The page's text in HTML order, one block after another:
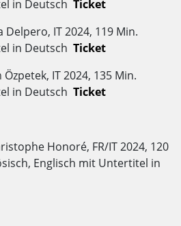
in Deutsch Ticket
Delpero, IT 2024, 119 Min.
in Deutsch Ticket
Özpetek, IT 2024, 135 Min.
in Deutsch Ticket
Honoré, FR/IT 2024, 120
Englisch mit Untertitel in